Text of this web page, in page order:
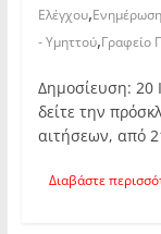
Ελέγχου,Ενημέρωση
- Υμηττού,Γραφείο
Δημοσίευση: 20
δείτε την
αιτήσεων, από
Διαβάστε